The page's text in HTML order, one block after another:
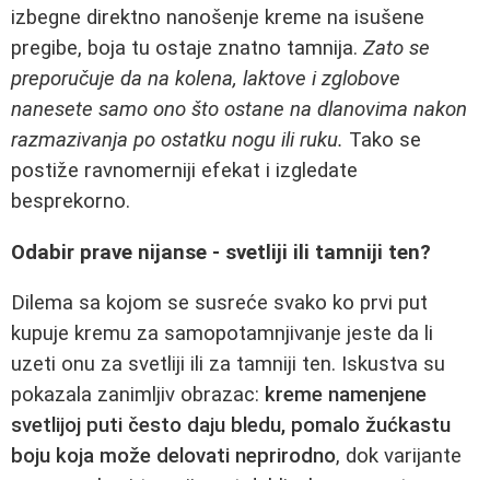
izbegne direktno nanošenje kreme na isušene
pregibe, boja tu ostaje znatno tamnija. Zato se
preporučuje da na kolena, laktove i zglobove
nanesete samo ono što ostane na dlanovima nakon
razmazivanja po ostatku nogu ili ruku. Tako se
postiže ravnomerniji efekat i izgledate
besprekorno.
Odabir prave nijanse - svetliji ili tamniji ten?
Dilema sa kojom se susreće svako ko prvi put
kupuje kremu za samopotamnjivanje jeste da li
uzeti onu za svetliji ili za tamniji ten. Iskustva su
pokazala zanimljiv obrazac: kreme namenjene
svetlijoj puti često daju bledu, pomalo žućkastu
boju koja može delovati neprirodno, dok varijante